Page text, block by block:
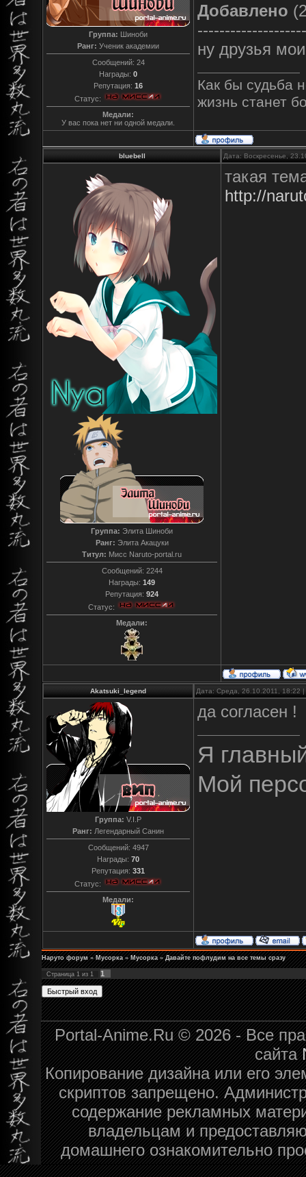
Группа: Шиноби
Ранг: Ученик академии
Сообщений: 24
Награды: 0
Репутация: 16
Статус:
Медали:
У вас пока нет ни одной медали.
Добавлено
ну друзья
Как бы судьба
жизнь станет
bluebell Дата: Воскресенье,
Группа: Элита Шиноби
Ранг: Элита Акацуки
Титул: Мисс Naruto-portal.ru
Сообщений: 2244
Награды: 149
Репутация: 924
Статус:
Медали:
такая
http://
Akatsuki_legend Дата: Среда, 26.10.2011, 18:22
Группа: V.I.P
Ранг: Легендарный Санин
Сообщений: 4947
Награды: 70
Репутация: 331
Статус:
Медали:
да согласен !
Я
Мой
Наруто форум » Мусорка » Мусорка » Давайте пофлудим на все темы сразу
Страница 1 из 1 1
Portal-Anime.Ru © 2026 - Все
сайта
Копирование дизайна или его
скриптов запрещено.
содержание рекламных
владельцам и
домашнего ознакомительно